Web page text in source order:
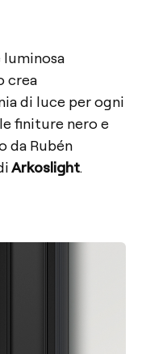
crea
di luce per ogni
finiture nero e
da Rubén
Arkoslight.